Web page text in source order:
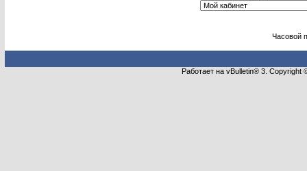
Часовой
Работает на vBulletin® 3.